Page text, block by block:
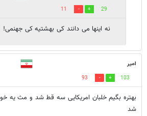
29
11
نه اینها می دانند کی بهشتیه کی جهنمی!
امیر
103
93
بهتره بگیم خلبان امریکایی سه قط شد و مث یه
شد